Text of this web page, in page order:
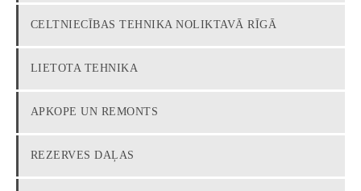
CELTNIECĪBAS TEHNIKA NOLIKTAVĀ RĪGĀ
LIETOTA TEHNIKA
APKOPE UN REMONTS
REZERVES DAĻAS